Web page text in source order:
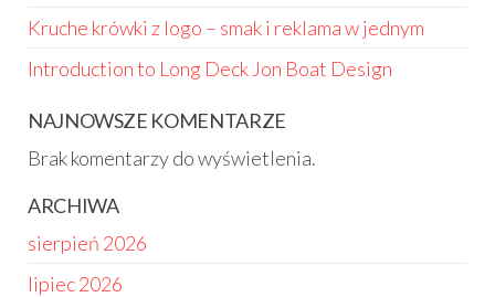
Kruche krówki z logo – smak i reklama w jednym
Introduction to Long Deck Jon Boat Design
NAJNOWSZE KOMENTARZE
Brak komentarzy do wyświetlenia.
ARCHIWA
sierpień 2026
lipiec 2026